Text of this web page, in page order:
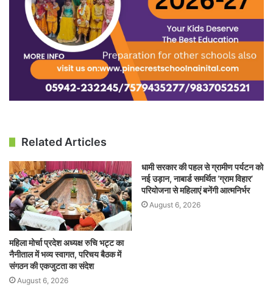
Related Articles
महिला मोर्चा प्रदेश अध्यक्ष रुचि भट्ट का
नैनीताल में भव्य स्वागत, परिचय बैठक में
संगठन की एकजुटता का संदेश
August 6, 2026
धामी सरकार की पहल से ग्रामीण पर्यटन को
नई उड़ान, नाबार्ड समर्थित ‘ग्राम विहार’
परियोजना से महिलाएं बनेंगी आत्मनिर्भर
August 6, 2026